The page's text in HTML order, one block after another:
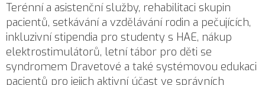
Terénní a asistenční služby, rehabilitaci skupin
pacientů, setkávání a vzdělávání rodin a pečujících,
inkluzivní stipendia pro studenty s HAE, nákup
elektrostimulátorů, letní tábor pro děti se
syndromem Dravetové a také systémovou edukaci
pacientů pro jejich aktivní účast ve správních